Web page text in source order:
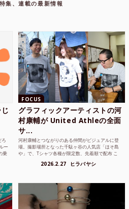
集、連載の最新情報
ろ
ー
乗
FOCUS
グラフィックアーティストの河
村康輔が United Athleの全面
サ...
河村康輔とつながりのある仲間がビジュアルに登
場。撮影場所となった千駄ヶ谷の人気店「ほそ島
や」で、Tシャツ各種が限定数、先着順で配布 こ
2026.2.27 ヒラバヤシ